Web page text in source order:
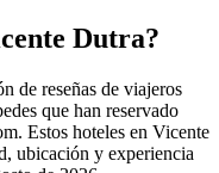
Dutra?
de reseñas de viajeros
que han reservado
Estos hoteles en Vicente
ubicación y experiencia